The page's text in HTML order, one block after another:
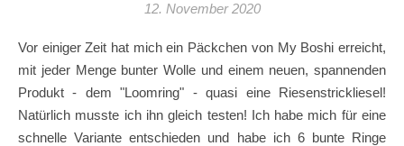
12. November 2020
Vor einiger Zeit hat mich ein Päckchen von My Boshi erreicht,
mit jeder Menge bunter Wolle und einem neuen, spannenden
Produkt - dem "Loomring" - quasi eine Riesenstrickliesel!
Natürlich musste ich ihn gleich testen! Ich habe mich für eine
schnelle Variante entschieden und habe ich 6 bunte Ringe